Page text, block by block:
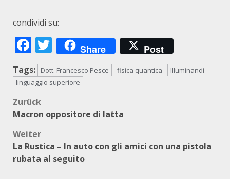
condividi su:
Facebook
Twitter
Share Post
Tags: Dott. Francesco Pesce fisica quantica
Illuminandi
linguaggio superiore
Beitragsnavigation
Zurück
Macron oppositore di latta
Weiter
La Rustica – In auto con gli amici con una pistola
rubata al seguito